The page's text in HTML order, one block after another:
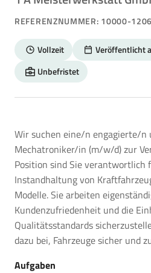
REFERENZNUMMER: 10000-
Vollzeit
Veröffentlicht
Unbefristet
Wir suchen eine/n engagierte/n
Mechatroniker/in (m/w/d) zur
Position sind Sie verantwortlich
Instandhaltung von
Modelle. Sie arbeiten
Kundenzufriedenheit und die
Qualitätsstandards
dazu bei, Fahrzeuge sicher und
Aufgaben